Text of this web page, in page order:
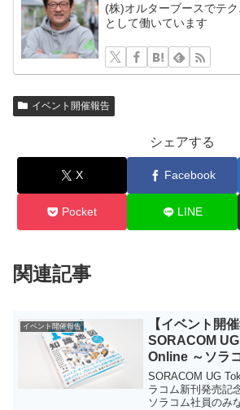
(株)オルターブースでテ
として働いています
イベント開催報告
シェアする
X Facebook
Pocket LINE
関連記事
イベント開催報告
【イベント開催
SORACOM
Online ～ソラ
念！
SORACOM UG
ラコム新刊発売記
ソラコム社員のみ